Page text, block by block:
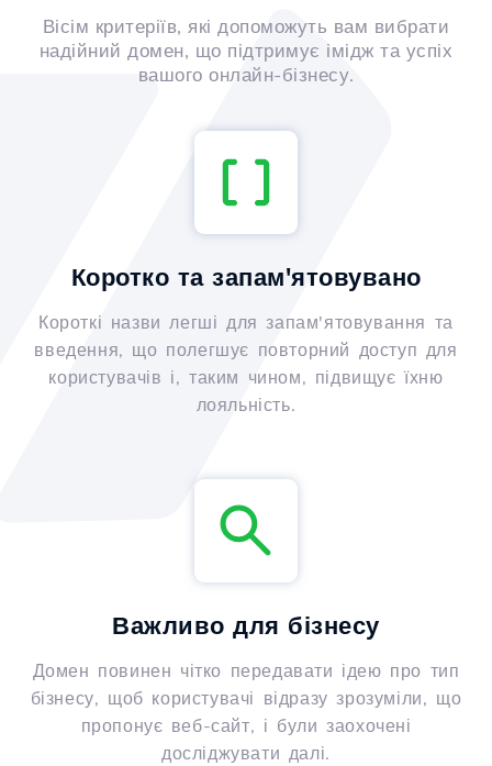
Вісім критеріїв, які допоможуть вам вибрати
надійний домен, що підтримує імідж та успіх
вашого онлайн-бізнесу.
Коротко та запам'ятовувано
Короткі назви легші для запам'ятовування та
введення, що полегшує повторний доступ для
користувачів і, таким чином, підвищує їхню
лояльність.
Важливо для бізнесу
Домен повинен чітко передавати ідею про тип
бізнесу, щоб користувачі відразу зрозуміли, що
пропонує веб-сайт, і були заохочені
досліджувати далі.